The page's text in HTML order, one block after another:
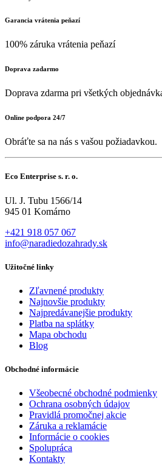
Garancia vrátenia peňazí
100% záruka vrátenia peňazí
Doprava zadarmo
Doprava zdarma pri všetkých
Online podpora 24/7
Obráťte sa na nás s vašou požiadavkou.
Eco Enterprise s. r. o.
Ul. J. Tubu 1566/14
945 01 Komárno
+421 918 057 067
info@naradiedozahrady.sk
Užitočné linky
Zľavnené produkty
Najnovšie produkty
Najpredávanejšie produkty
Platba na splátky
Mapa obchodu
Blog
Obchodné informácie
Všeobecné obchodné podmienky
Ochrana osobných údajov
Pravidlá promočnej akcie
Záruka a reklamácie
Informácie o cookies
Spolupráca
Kontakty